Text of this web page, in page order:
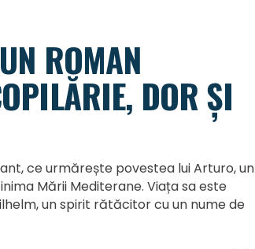
ROMAN
DOR ȘI
ce urmărește povestea lui Arturo, un
Mării Mediterane. Viața sa este
un spirit rătăcitor cu un nume de